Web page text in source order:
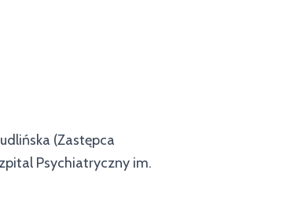
(Zastępca
Psychiatryczny im.